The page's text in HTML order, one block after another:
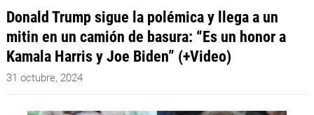
Donald Trump sigue la polémica y llega a un
mitin en un camión de basura: “Es un honor a
Kamala Harris y Joe Biden” (+Video)
31 octubre, 2024